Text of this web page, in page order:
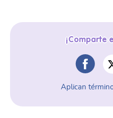
¡Comparte
Aplican